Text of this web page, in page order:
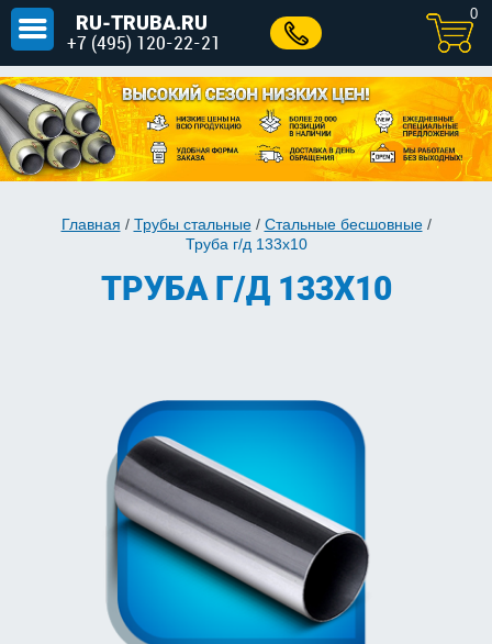
RU-TRUBA.RU
+7 (495) 120-22-21
0
Главная / Трубы стальные/ Стальные бесшовные/
Труба г/д 133x10
ТРУБА Г/Д 133X10